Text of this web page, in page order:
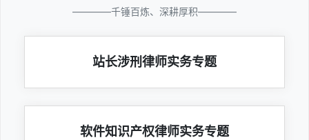
————千锤百炼、深耕厚积————
站长涉刑律师实务专题
软件知识产权律师实务专题